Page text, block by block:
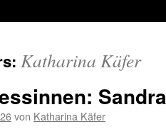
Katharina Käfer
von Katharina Käfer